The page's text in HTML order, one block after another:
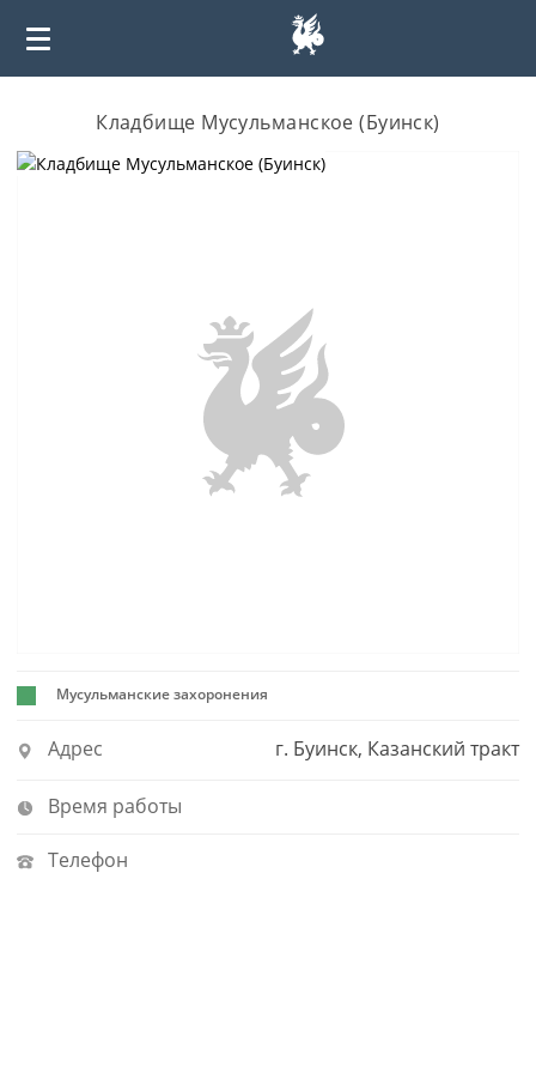
Кладбище Мусульманское (Буинск)
Мусульманские захоронения
Адрес г. Буинск, Казанский тракт
Время работы
Телефон